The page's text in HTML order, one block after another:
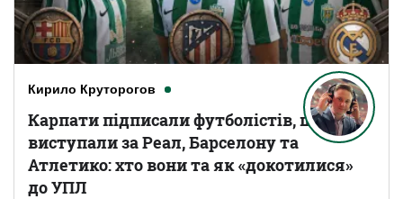
Кирило Круторогов
Карпати підписали футболістів, що
виступали за Реал, Барселону та
Атлетико: хто вони та як «докотилися»
до УПЛ